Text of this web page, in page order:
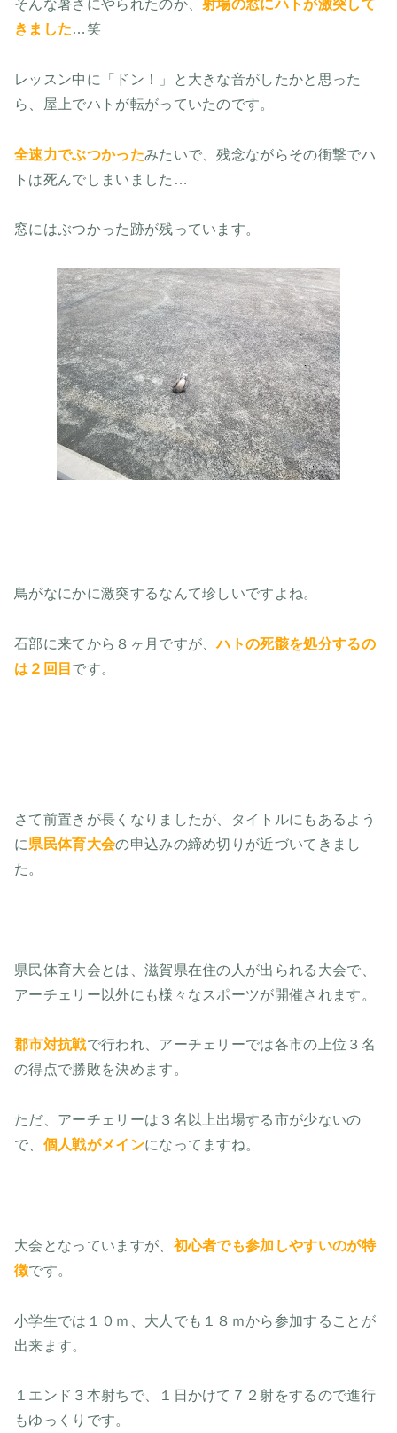
そんな暑さにやられたのか、射場の窓にハトが激突して
きました…笑
レッスン中に「ドン！」と大きな音がしたかと思った
ら、屋上でハトが転がっていたのです。
全速力でぶつかったみたいで、残念ながらその衝撃でハ
トは死んでしまいました…
窓にはぶつかった跡が残っています。
鳥がなにかに激突するなんて珍しいですよね。
石部に来てから８ヶ月ですが、ハトの死骸を処分するの
は２回目 です。
さて前置きが長くなりましたが、タイトルにもあるよう
に県民体育大会の申込みの締め切りが近づいてきまし
た。
県民体育大会とは、滋賀県在住の人が出られる大会で、
アーチェリー以外にも様々なスポーツが開催されます。
郡市対抗戦で行われ、アーチェリーでは各市の上位３名
の得点で勝敗を決めます。
ただ、アーチェリーは３名以上出場する市が少ないの
で、 個人戦がメインになってますね。
大会となっていますが、 初心者でも参加しやすいのが特
徴です。
小学生では１０ｍ、大人でも１８ｍから参加することが
出来ます。
１エンド３本射ちで、１日かけて７２射をするので進行
もゆっくりです。